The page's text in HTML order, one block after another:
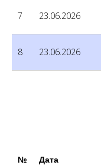
7 23.06.2026
8 23.06.2026
№
Дата